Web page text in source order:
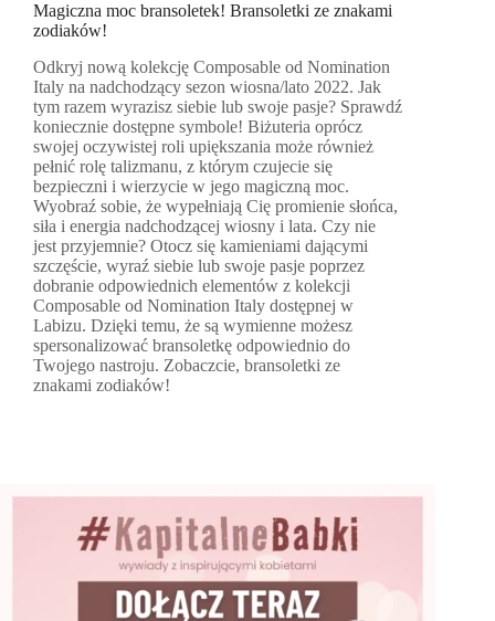
Magiczna moc bransoletek! Bransoletki ze znakami
zodiaków!
Odkryj nową kolekcję Composable od Nomination
Italy na nadchodzący sezon wiosna/lato 2022. Jak
tym razem wyrazisz siebie lub swoje pasje? Sprawdź
koniecznie dostępne symbole! Biżuteria oprócz
swojej oczywistej roli upiększania może również
pełnić rolę talizmanu, z którym czujecie się
bezpieczni i wierzycie w jego magiczną moc.
Wyobraź sobie, że wypełniają Cię promienie słońca,
siła i energia nadchodzącej wiosny i lata. Czy nie
jest przyjemnie? Otocz się kamieniami dającymi
szczęście, wyraź siebie lub swoje pasje poprzez
dobranie odpowiednich elementów z kolekcji
Composable od Nomination Italy dostępnej w
Labizu. Dzięki temu, że są wymienne możesz
spersonalizować bransoletkę odpowiednio do
Twojego nastroju. Zobaczcie, bransoletki ze
znakami zodiaków!